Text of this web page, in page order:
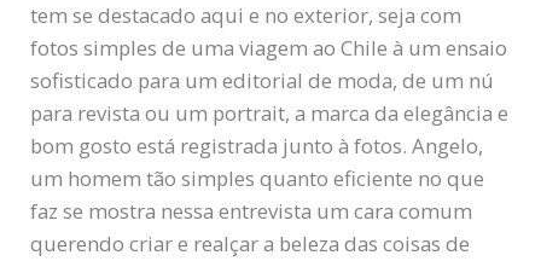
tem se destacado aqui e no exterior, seja com
fotos simples de uma viagem ao Chile à um ensaio
sofisticado para um editorial de moda, de um nú
para revista ou um portrait, a marca da elegância e
bom gosto está registrada junto à fotos. Angelo,
um homem tão simples quanto eficiente no que
faz se mostra nessa entrevista um cara comum
querendo criar e realçar a beleza das coisas de